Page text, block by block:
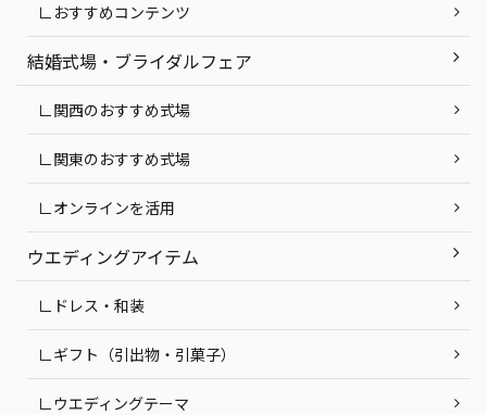
∟おすすめコンテンツ
結婚式場・ブライダルフェア
∟関西のおすすめ式場
∟関東のおすすめ式場
∟オンラインを活用
ウエディングアイテム
∟ドレス・和装
∟ギフト（引出物・引菓子）
∟ウエディングテーマ